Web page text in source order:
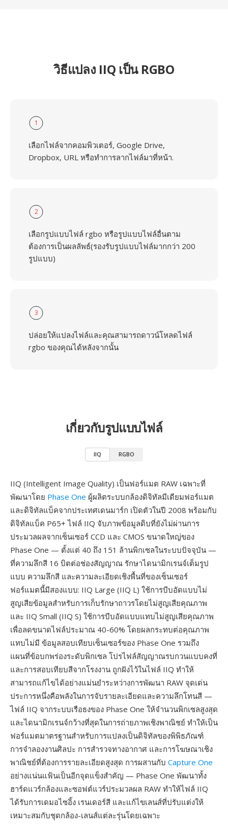
วิธีแปลง IIQ เป็น RGBO
1
เลือกไฟล์จากคอมพิวเตอร์, Google Drive,
Dropbox, URL หรือทำการลากไฟล์มาที่หน้า.
2
เลือกรูปแบบไฟล์ rgbo หรือรูปแบบไฟล์อื่นตาม
ต้องการเป็นผลลัพธ์(รองรับรูปแบบไฟล์มากกว่า 200
รูปแบบ)
3
ปล่อยให้แปลงไฟล์และคุณสามารถดาวน์โหลดไฟล์
rgbo ของคุณได้หลังจากนั้น
เกี่ยวกับรูปแบบไฟล์
IIQ RGBO
IIQ (Intelligent Image Quality) เป็นฟอร์แมต RAW เฉพาะที่
พัฒนาโดย Phase One ผู้ผลิตระบบกล้องดิจิทัลมีเดียมฟอร์แมต
และดิจิทัลแบ็คจากประเทศเดนมาร์ก เปิดตัวในปี 2008 พร้อมกับ
ดิจิทัลแบ็ค P65+ ไฟล์ IIQ จับภาพข้อมูลดิบที่ยังไม่ผ่านการ
ประมวลผลจากเซ็นเซอร์ CCD และ CMOS ขนาดใหญ่ของ
Phase One — ตั้งแต่ 40 ถึง 151 ล้านพิกเซลในระบบปัจจุบัน —
ที่ความลึกสี 16 บิตต่อช่องสัญญาณ รักษาไดนามิกเรนจ์เต็มรูป
แบบ ความลึกสี และความละเอียดเชิงพื้นที่ของเซ็นเซอร์
ฟอร์แมตนี้มีสองแบบ: IIQ Large (IIQ L) ใช้การบีบอัดแบบไม่
สูญเสียข้อมูลสำหรับการเก็บรักษาถาวรโดยไม่สูญเสียคุณภาพ
และ IIQ Small (IIQ S) ใช้การบีบอัดแบบแทบไม่สูญเสียคุณภาพ
เพื่อลดขนาดไฟล์ประมาณ 40-60% โดยผลกระทบต่อคุณภาพ
แทบไม่มี ข้อมูลสอบเทียบเซ็นเซอร์ของ Phase One รวมถึง
แผนที่ข้อบกพร่องระดับพิกเซล โปรไฟล์สัญญาณรบกวนแบบคงที่
และการสอบเทียบสีจากโรงงาน ถูกฝังไว้ในไฟล์ IIQ ทำให้
สามารถแก้ไขได้อย่างแม่นยำระหว่างการพัฒนา RAW จุดเด่น
ประการหนึ่งคือพลังในการจับรายละเอียดและความลึกโทนสี —
ไฟล์ IIQ จากระบบเรือธงของ Phase One ให้จำนวนพิกเซลสูงสุด
และไดนามิกเรนจ์กว้างที่สุดในการถ่ายภาพเชิงพาณิชย์ ทำให้เป็น
ฟอร์แมตมาตรฐานสำหรับการแปลงเป็นดิจิทัลของพิพิธภัณฑ์
การจำลองงานศิลปะ การสำรวจทางอากาศ และการโฆษณาเชิง
พาณิชย์ที่ต้องการรายละเอียดสูงสุด การผสานกับ Capture One
อย่างแน่นแฟ้นเป็นอีกจุดแข็งสำคัญ — Phase One พัฒนาทั้ง
ฮาร์ดแวร์กล้องและซอฟต์แวร์ประมวลผล RAW ทำให้ไฟล์ IIQ
ได้รับการเดมอไซอิ้ง เรนเดอร์สี และแก้ไขเลนส์ที่ปรับแต่งให้
เหมาะสมกับชุดกล้อง-เลนส์แต่ละรุ่นโดยเฉพาะ